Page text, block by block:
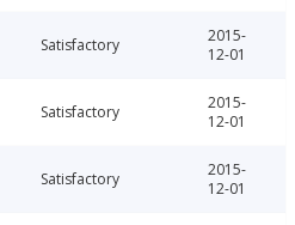
Satisfactory
2015-
12-01
Satisfactory
2015-
12-01
Satisfactory
2015-
12-01